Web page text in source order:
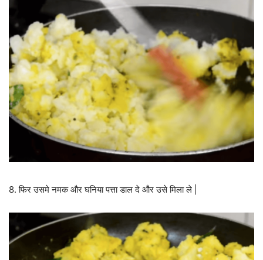
8. फिर उसमे नमक और घनिया पत्ता डाल दे और उसे मिला ले |